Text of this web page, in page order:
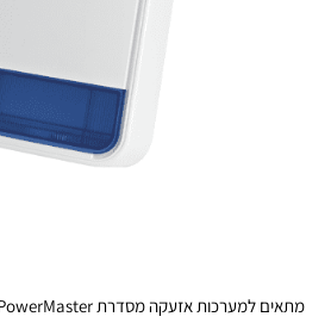
מתאים למערכות אזעקה מסדרת PowerMaster